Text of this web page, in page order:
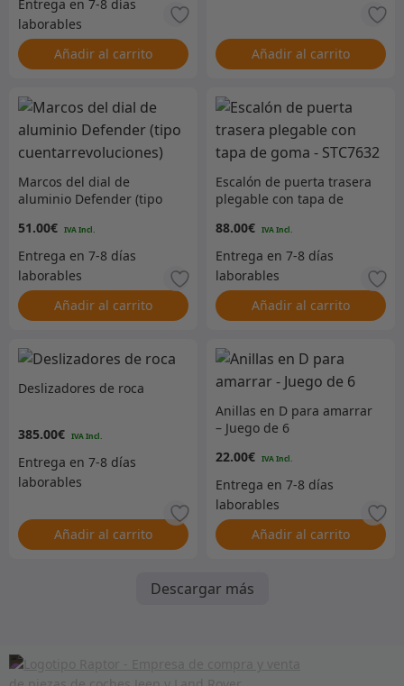
Añadir al carrito Añadir al carrito
Marcos del dial de
aluminio Defender (tipo
51.00€
Añadir al carrito
Escalón de puerta trasera
plegable con tapa de
88.00€
Añadir al carrito
Deslizadores de roca
385.00€
Añadir al carrito
Anillas en D para amarrar
– Juego de 6
22.00€
Añadir al carrito
Descargar más